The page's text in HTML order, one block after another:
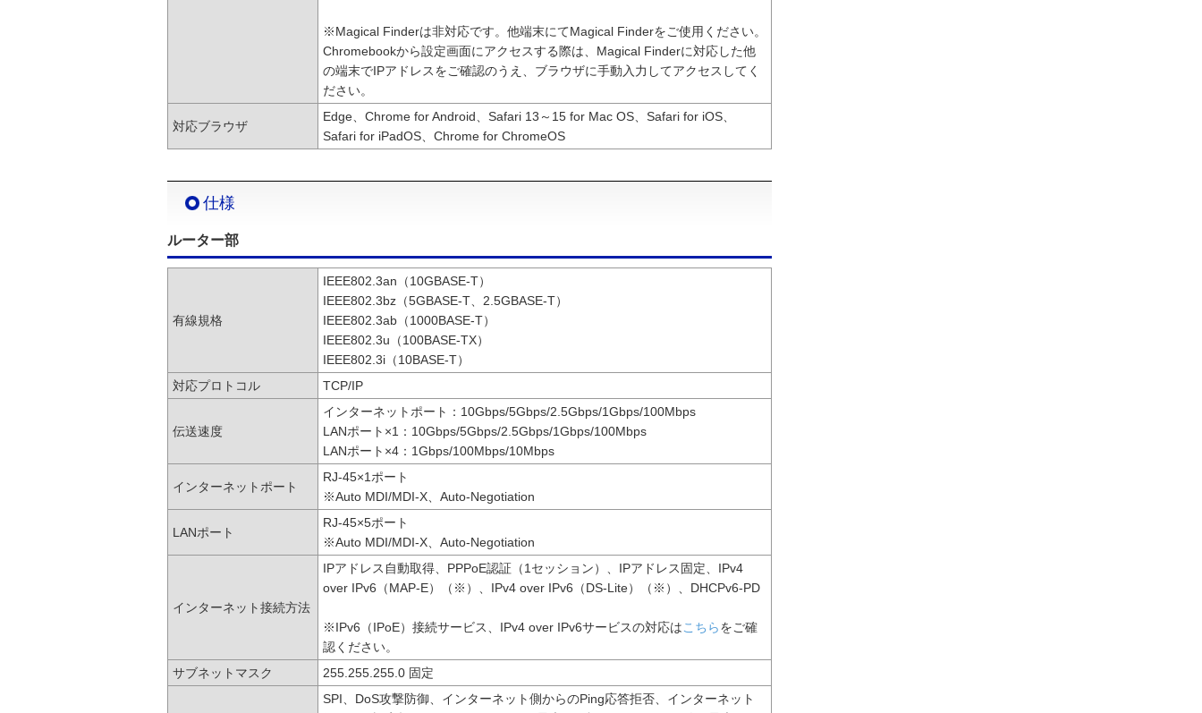
※Magical Finderは非対応です。他端末にてMagical Finderをご使用ください。
Chromebookから設定画面にアクセスする際は、Magical Finderに対応した他
の端末でIPアドレスをご確認のうえ、ブラウザに手動入力してアクセスしてく
ださい。
対応ブラウザ
Edge、Chrome for Android、Safari 13～15 for Mac OS、Safari for iOS、
Safari for iPadOS、Chrome for ChromeOS
仕様
ルーター部
有線規格
IEEE802.3an（10GBASE-T）
IEEE802.3bz（5GBASE-T、2.5GBASE-T）
IEEE802.3ab（1000BASE-T）
IEEE802.3u（100BASE-TX）
IEEE802.3i（10BASE-T）
対応プロトコル
TCP/IP
伝送速度
インターネットポート：10Gbps/5Gbps/2.5Gbps/1Gbps/100Mbps
LANポート×1：10Gbps/5Gbps/2.5Gbps/1Gbps/100Mbps
LANポート×4：1Gbps/100Mbps/10Mbps
インターネットポート
RJ-45×1ポート
※Auto MDI/MDI-X、Auto-Negotiation
LANポート
RJ-45×5ポート
※Auto MDI/MDI-X、Auto-Negotiation
インターネット接続方法
IPアドレス自動取得、PPPoE認証（1セッション）、IPアドレス固定、IPv4
over IPv6（MAP-E）（※）、IPv4 over IPv6（DS-Lite）（※）、DHCPv6-PD
※IPv6（IPoE）接続サービス、IPv4 over IPv6サービスの対応はこちらをご確
認ください。
サブネットマスク
255.255.255.0 固定
SPI、DoS攻撃防御、インターネット側からのPing応答拒否、インターネット